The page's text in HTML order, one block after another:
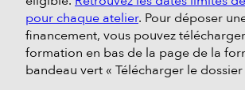
pour chaque atelier. Pour déposer
financement, vous pouvez
formation en bas de la page de la
bandeau vert « Télécharger le dossier